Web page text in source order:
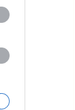
Salieri
Antonio
Apokalipszis most
) Aquileia
Arany
Arcadi
Corelli